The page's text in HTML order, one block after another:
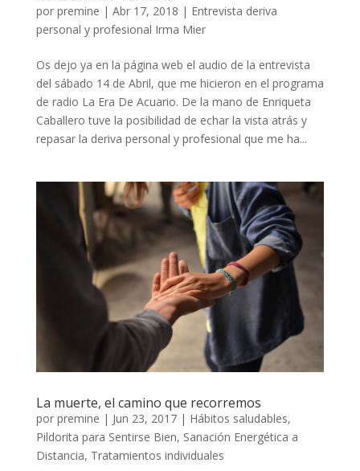
por premine | Abr 17, 2018 | Entrevista deriva
personal y profesional Irma Mier
Os dejo ya en la página web el audio de la entrevista
del sábado 14 de Abril, que me hicieron en el programa
de radio La Era De Acuario. De la mano de Enriqueta
Caballero tuve la posibilidad de echar la vista atrás y
repasar la deriva personal y profesional que me ha...
La muerte, el camino que recorremos
por premine | Jun 23, 2017| Hábitos saludables,
Pildorita para Sentirse Bien, Sanación Energética a
Distancia, Tratamientos individuales